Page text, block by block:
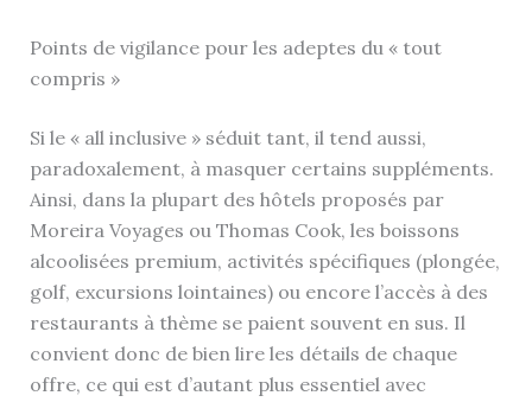
Points de vigilance pour les adeptes du « tout
compris »
Si le « all inclusive » séduit tant, il tend aussi,
paradoxalement, à masquer certains suppléments.
Ainsi, dans la plupart des hôtels proposés par
Moreira Voyages ou Thomas Cook, les boissons
alcoolisées premium, activités spécifiques (plongée,
golf, excursions lointaines) ou encore l’accès à des
restaurants à thème se paient souvent en sus. Il
convient donc de bien lire les détails de chaque
offre, ce qui est d’autant plus essentiel avec